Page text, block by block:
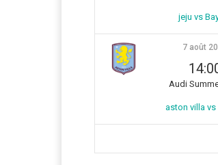
jeju vs
7 août
Audi
aston villa vs